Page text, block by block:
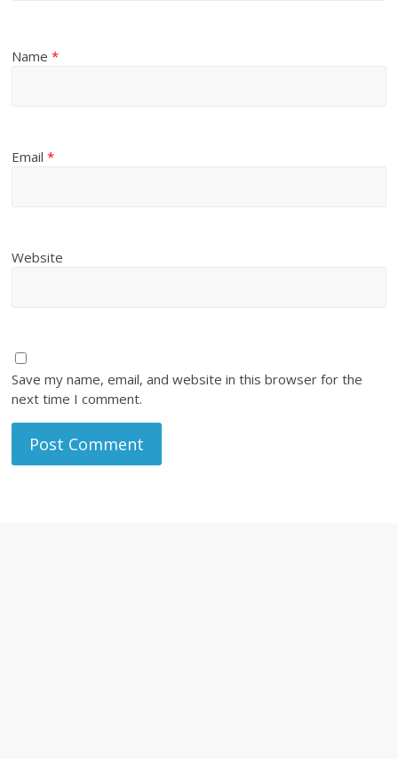
Name*
Email*
Website
Save my name, email, and website in this browser for the
next time I comment.